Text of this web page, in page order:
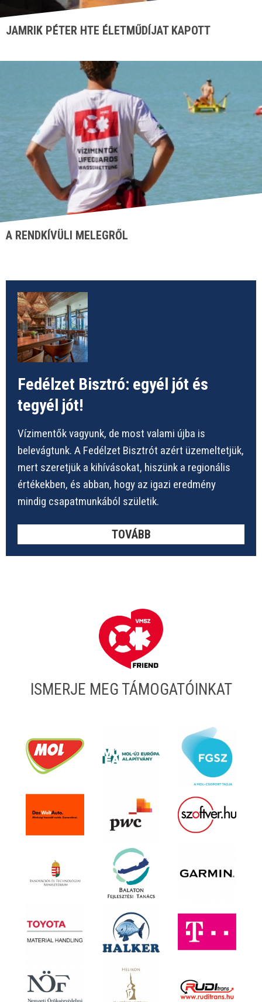
JAMRIK PÉTER HTE ÉLETMŰDÍJAT KAPOTT
A RENDKÍVÜLI MELEGRŐL
Fedélzet Bisztró: egyél jót és
tegyél jót!
Vízimentők vagyunk, de most valami újba is
belevágtunk. A Fedélzet Bisztrót azért üzemeltetjük,
mert szeretjük a kihívásokat, hiszünk a regionális
értékekben, és abban, hogy az igazi eredmény
mindig csapatmunkából születik.
TOVÁBB
ISMERJE MEG TÁMOGATÓINKAT